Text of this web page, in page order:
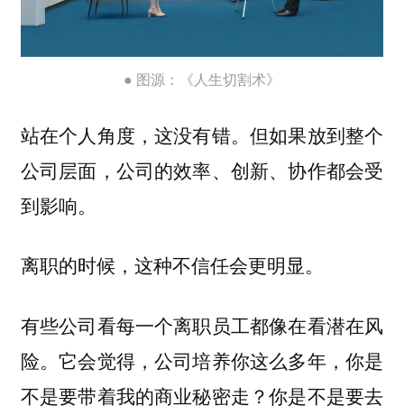
● 图源：《人生切割术》
站在个人角度，这没有错。但如果放到整个
公司层面，公司的效率、创新、协作都会受
到影响。
离职的时候，这种不信任会更明显。
有些公司看每一个离职员工都像在看潜在风
险。它会觉得，公司培养你这么多年，你是
不是要带着我的商业秘密走？你是不是要去